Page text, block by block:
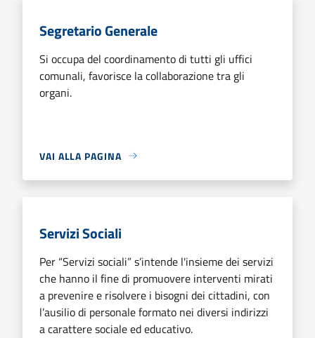
Segretario Generale
Si occupa del coordinamento di tutti gli uffici
comunali, favorisce la collaborazione tra gli
organi.
VAI ALLA PAGINA
Servizi Sociali
Per “Servizi sociali” s’intende l'insieme dei servizi
che hanno il fine di promuovere interventi mirati
a prevenire e risolvere i bisogni dei cittadini, con
l’ausilio di personale formato nei diversi indirizzi
a carattere sociale ed educativo.